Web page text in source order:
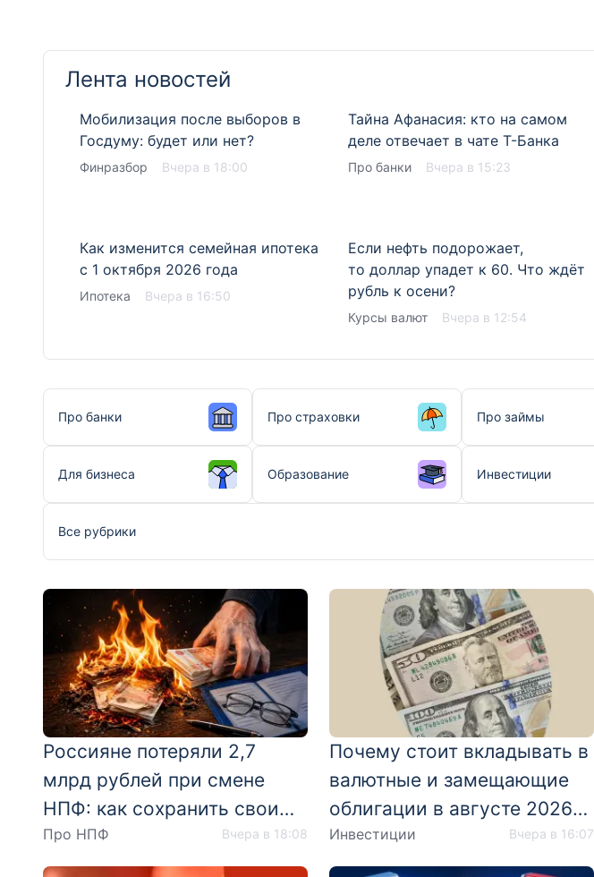
Лента новостей
Мобилизация после выборов в
Госдуму: будет или нет?
Финразбор Вчера в 18:00
Как изменится семейная ипотека
с 1 октября 2026 года
Ипотека Вчера в 16:50
Тайна Афанасия: кто на самом
деле отвечает в чате Т-Банка
Про банки Вчера в 15:23
Если нефть подорожает,
то доллар упадет к 60. Что ждёт
рубль к осени?
Курсы валют Вчера в 12:54
Про банки Про страховки Про займы
Для бизнеса Образование Инвестиции
Все рубрики
Россияне потеряли 2,7
млрд рублей при смене
НПФ: как сохранить свои
деньги
Про НПФ Вчера в 18:08
Почему стоит вкладывать в
валютные и замещающие
облигации в августе 2026
года
Инвестиции Вчера в 16:07